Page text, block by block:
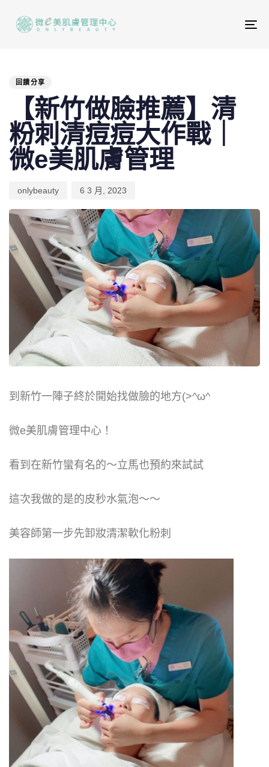
回饋分享
【新竹做臉推薦】清
粉刺清痘痘大作戰｜
微e美肌膚管理
onlybeauty 6 3 月, 2023
到新竹一陣子終於開始找做臉的地方(>^ω^
微e美肌膚管理中心！
看到在新竹蠻有名的～立馬也預約來試試
這次我做的是的皮秒水氣泡～～
美容師第一步先卸妝清潔軟化粉刺